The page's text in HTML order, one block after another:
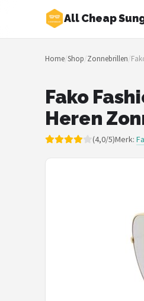
All Cheap
Zoeken
NAVIGATIE
Merken
Home/Shop/Zonnebrillen/
Fako
Heren
(4,0/5)Merk: